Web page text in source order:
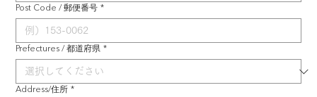
Post Code / 郵便番号 *
Prefectures / 都道府県 *
Address/住所 *